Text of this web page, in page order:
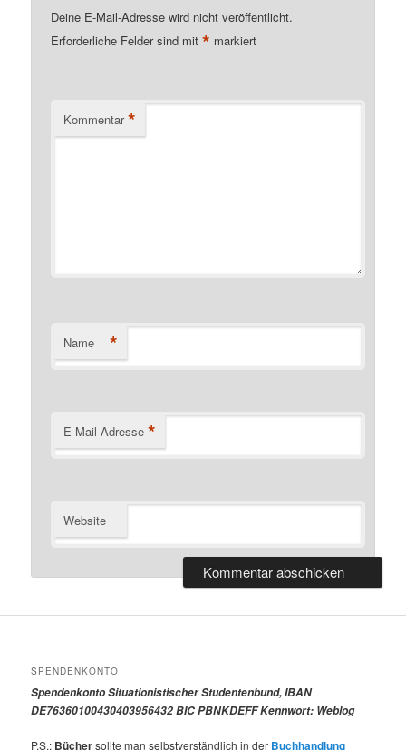
Deine E-Mail-Adresse wird nicht veröffentlicht.
Erforderliche Felder sind mit* markiert
Kommentar *
Name *
E-Mail-Adresse *
Website
SPENDENKONTO
Spendenkonto Situationistischer Studentenbund, IBAN
DE76360100430403956432 BIC PBNKDEFF Kennwort: Weblog
P.S.: Büchersollte man selbstverständlich in der Buchhandlung